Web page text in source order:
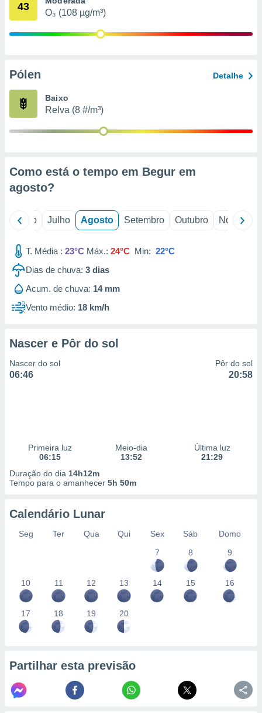
estudos
43
O₃ (108 µg/m³)
Pólen Detalhe
Baixo
Relva (8 #/m³)
Como está o tempo em Begur em
agosto?
Junho Julho Agosto Setembro Outubro Novembro
T. Média : 23°C Máx.: 24°C Min: 22°C
Dias de chuva: 3 dias
Acum. de chuva: 14 mm
Vento médio: 18 km/h
Nascer e Pôr do sol
Nascer do sol
06:46
Pôr do sol
20:58
Primeira luz
06:15
Meio-dia
13:52
Última luz
21:29
Duração do dia 14h12m
Tempo para o amanhecer 5h 50m
Calendário Lunar
Seg Ter Qua Qui Sex Sáb
Domo
7
8 9
10 11 12 13 14 15 16
17 18 19 20
Partilhar esta previsão